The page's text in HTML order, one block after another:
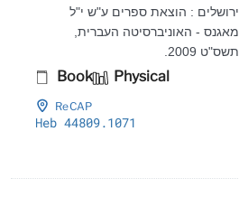
ירושלים : הוצאת ספרים ע"ש י"ל
מאגנס - האוניברסיטה העברית,
תשס"ט 2009.
Book Physical
ReCAP
Heb 44809.1071